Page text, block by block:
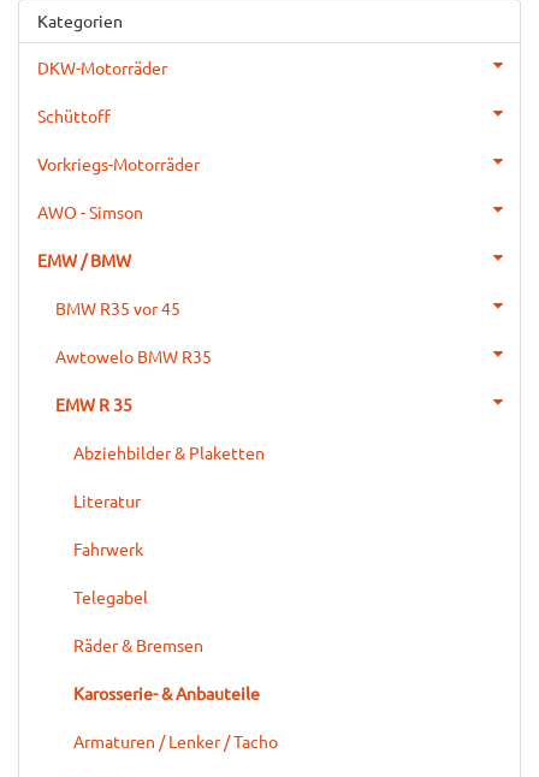
Kategorien
DKW-Motorräder
Schüttoff
Vorkriegs-Motorräder
AWO - Simson
EMW / BMW
BMW R35 vor 45
Awtowelo BMW R35
EMW R 35
Abziehbilder & Plaketten
Literatur
Fahrwerk
Telegabel
Räder & Bremsen
Karosserie- & Anbauteile
Armaturen / Lenker / Tacho